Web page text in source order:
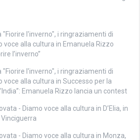
l'inverno", i ringraziamenti di
voce alla cultura in Emanuela Rizzo
l’inverno”
l'inverno", i ringraziamenti di
voce alla cultura in Successo per la
Emanuela Rizzo lancia un contest
- Diamo voce alla cultura in D’Elia, in
- Diamo voce alla cultura in Monza,